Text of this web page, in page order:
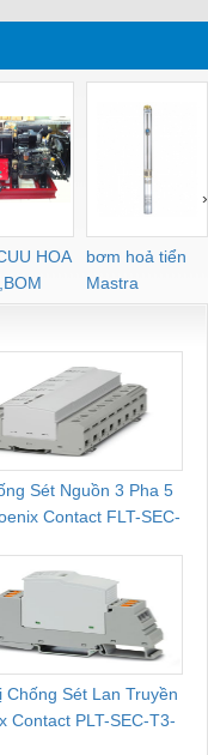
hệ thống ốngđiều chỉnh
thông minh
HOA
bơm hoả tiển
Mastra
›
Sét Nguồn 3 Pha 5
Contact FLT-SEC-
Chống Sét Lan Truyền
Contact PLT-SEC-T3-